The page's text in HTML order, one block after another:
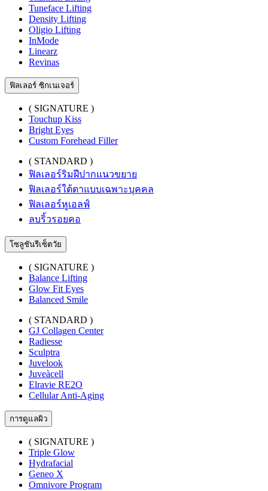
Tuneface Lifting
Density Lifting
Oligio Lifting
InMode
Linearz
Revinas
ฟิลเลอร์ ซิกเนเจอร์
( SIGNATURE )
Touchup Kiss
Bright Eyes
Custom Forehead Filler
( STANDARD )
ฟิลเลอร์ริมฝีปากแนวขยาย
ฟิลเลอร์ใต้ตาแบบเฉพาะบุคคล
ฟิลเลอร์หูเอลฟ์
ลบริ้วรอยคอ
โซลูชันรีเซ็ตวัย
( SIGNATURE )
Balance Lifting
Glow Fit Eyes
Balanced Smile
( STANDARD )
GJ Collagen Center
Radiesse
Sculptra
Juvelook
Juveàcell
Elravie RE2O
Cellular Anti-Aging
การดูแลผิว
( SIGNATURE )
Triple Glow
Hydrafacial
Geneo X
Omnivore Program